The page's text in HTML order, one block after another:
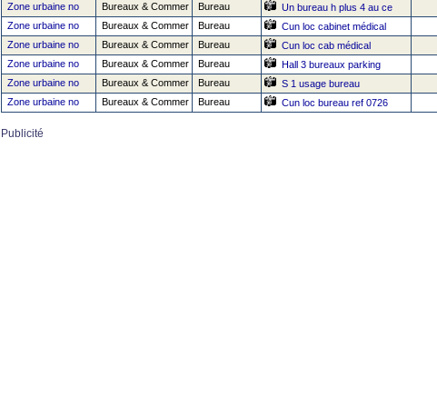
Zone urbaine no
Bureaux & Commer Bureau Un bureau h plus 4 au ce
Zone urbaine no
Bureaux & Commer Bureau Cun loc cabinet médical
Zone urbaine no
Bureaux & Commer Bureau Cun loc cab médical
Zone urbaine no
Bureaux & Commer Bureau Hall 3 bureaux parking
Zone urbaine no
Bureaux & Commer Bureau S 1 usage bureau
Zone urbaine no
Bureaux & Commer Bureau Cun loc bureau ref 0726
Publicité